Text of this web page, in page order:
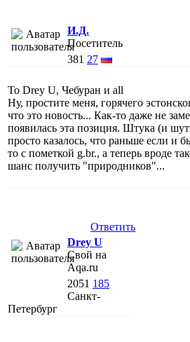
И.Д.
Посетитель
381 27
To Drey U, Чебуран и all
Ну, простите меня, горячего
что это новость... Как-то даже не
появилась эта позиция. Штука (и
просто казалось, что раньше если и
то с пометкой g.br., а теперь вроде
шанс получить "природников"...
Ответить
Drey U
Свой на
Aqa.ru
2051 185
Санкт-
Петербург